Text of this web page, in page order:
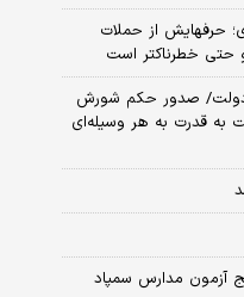
حرفهایش از حملات
و حتی خطرناکتر است
دولت/ صدور حکم شورش
به قدرت به هر وسیله‌ای
آزمون مدارس سمپاد